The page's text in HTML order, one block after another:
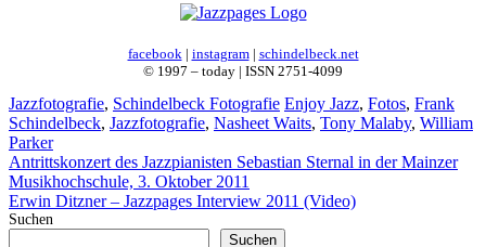
facebook | instagram| schindelbeck.net
© 1997 – today | ISSN 2751-4099
Kategorien
Jazzfotografie, Schindelbeck Fotografie Schlagwörter
Enjoy Jazz, Fotos, Frank
Schindelbeck, Jazzfotografie, Nasheet Waits, Tony Malaby, William
Parker
Antrittskonzert des Jazzpianisten Sebastian Sternal in der Mainzer
Musikhochschule, 3. Oktober 2011
Erwin Ditzner – Jazzpages Interview 2011 (Video)
Suchen
Suchen